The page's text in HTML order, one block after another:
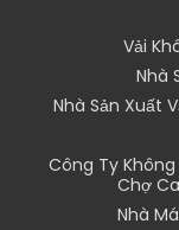
Vải
Nhà
Nhà Sản Xuất
Công Ty
Chợ
Nhà